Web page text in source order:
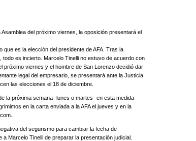
del próximo viernes, la oposición presentará el
es la elección del presidente de AFA. Tras la
es incierto. Marcelo Tinelli no estuvo de acuerdo con
próximo viernes y el hombre de San Lorenzo decidió dar
legal del empresario, se presentará ante la Justicia
las elecciones el 18 de diciembre.
la próxima semana -lunes o martes- en esta medida
en la carta enviada a la AFA el jueves y en la
del segurismo para cambiar la fecha de
Marcelo Tinelli de preparar la presentación judicial.